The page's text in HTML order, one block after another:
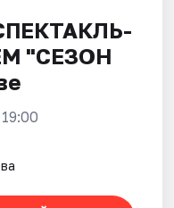
"СЕЗОН